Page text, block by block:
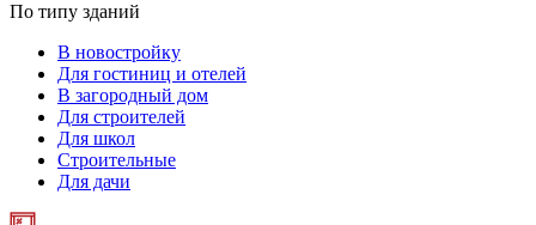
По типу зданий
В новостройку
Для гостиниц и отелей
В загородный дом
Для строителей
Для школ
Строительные
Для дачи